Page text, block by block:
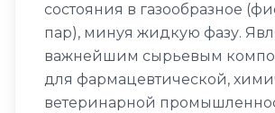
состояния в газообразное
пар), минуя жидкую фазу.
важнейшим сырьевым
для фармацевтической,
ветеринарной